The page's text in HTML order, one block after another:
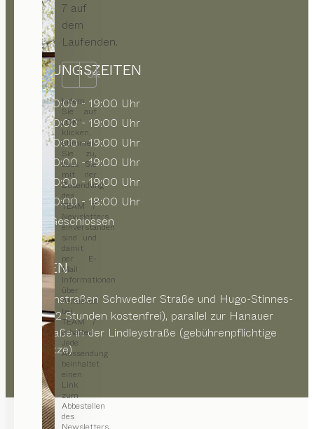
7 auf
dem
Laufenden.
OK
Indem
Sie auf
„OK“
klicken,
stimmen
Sie zu,
dass Sie
mit der
Zusendung
des
TEAM 7
Newsletters
einverstanden
sind und
damit
per E-
Mail
Informationen
über
Aktuelles
bei
TEAM 7
erhalten.
Jede
Aussendung
beinhaltet
einen
Link
zum
Abbestellen
des
ÖFFNUNGSZEITEN
10:00 - 19:00 Uhr
10:00 - 19:00 Uhr
10:00 - 19:00 Uhr
10:00 - 19:00 Uhr
10:00 - 19:00 Uhr
10:00 - 18:00 Uhr
Geschlossen
PARKEN
In Seitenstraßen Schwedler Straße und Hugo-Stinnes-
Straße (2 Stunden kostenfrei), parallel zur Hanauer
Landstraße in der Lindleystraße (gebührenpflichtige
Parkplätze)